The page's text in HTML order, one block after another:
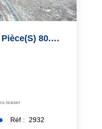
Appartement Ollioules 3 Pièce(s) 80.80 M2
Réf : 2932